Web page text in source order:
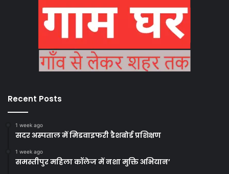
Recent Posts
1 week ago
सदर अस्पताल में मिडवाइफरी डैशबोर्ड प्रशिक्षण
1 week ago
समस्तीपुर महिला कॉलेज में नशा मुक्ति अभियान’